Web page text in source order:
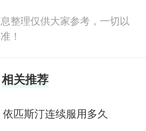
整理仅供大家参考，一切以
！
相关推荐
依匹斯汀连续服用多久